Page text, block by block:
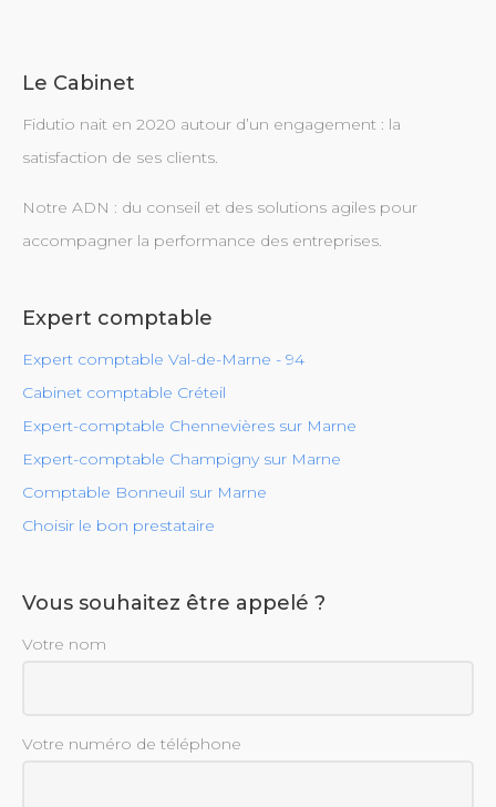
Le Cabinet
Fidutio nait en 2020 autour d’un engagement : la
satisfaction de ses clients.
Notre ADN : du conseil et des solutions agiles pour
accompagner la performance des entreprises.
Expert comptable
Expert comptable Val-de-Marne - 94
Cabinet comptable Créteil
Expert-comptable Chennevières sur Marne
Expert-comptable Champigny sur Marne
Comptable Bonneuil sur Marne
Choisir le bon prestataire
Vous souhaitez être appelé ?
Votre nom
Votre numéro de téléphone